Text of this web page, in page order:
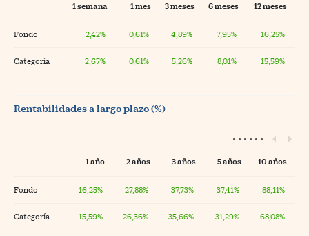
1 semana 1 mes 3 meses 6 meses 12 meses
Fondo 2,42% 0,61% 4,89% 7,95% 16,25%
Categoría 2,67% 0,61% 5,26% 8,01% 15,59%
Rentabilidades a largo plazo (%)
1 año 2 años 3 años 5 años 10 años
Fondo 16,25% 27,88% 37,73% 37,41% 88,11%
Categoría 15,59% 26,36% 35,66% 31,29% 68,08%